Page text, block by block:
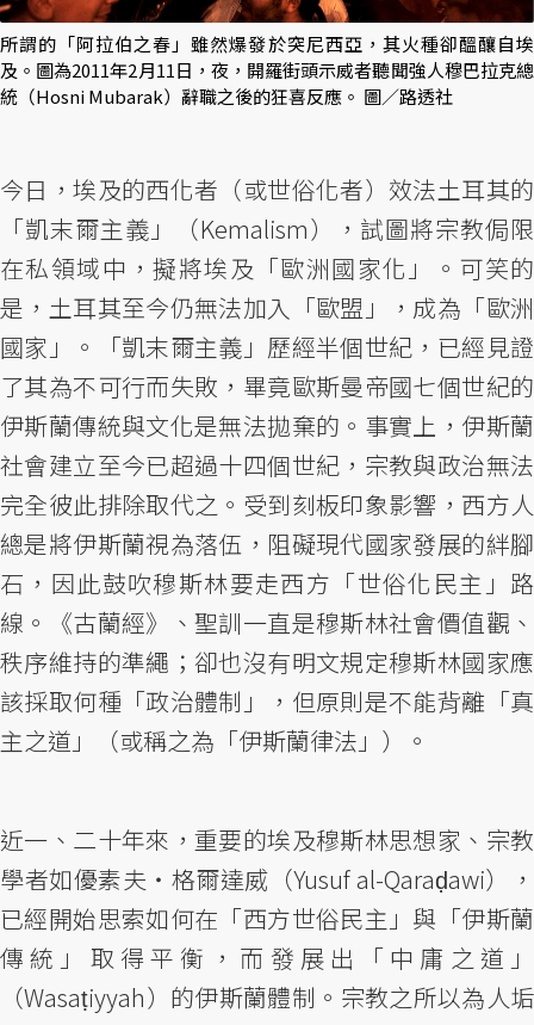
所謂的「阿拉伯之春」雖然爆發於突尼西亞，其火種卻醞釀自埃
及。圖為2011年2月11日，夜，開羅街頭示威者聽聞強人穆巴拉克總
統（Hosni Mubarak）辭職之後的狂喜反應。 圖／路透社
今日，埃及的西化者（或世俗化者）效法土耳其的
「凱末爾主義」（Kemalism），試圖將宗教侷限
在私領域中，擬將埃及「歐洲國家化」。可笑的
是，土耳其至今仍無法加入「歐盟」，成為「歐洲
國家」。「凱末爾主義」歷經半個世紀，已經見證
了其為不可行而失敗，畢竟歐斯曼帝國七個世紀的
伊斯蘭傳統與文化是無法拋棄的。事實上，伊斯蘭
社會建立至今已超過十四個世紀，宗教與政治無法
完全彼此排除取代之。受到刻板印象影響，西方人
總是將伊斯蘭視為落伍，阻礙現代國家發展的絆腳
石，因此鼓吹穆斯林要走西方「世俗化民主」路
線。《古蘭經》、聖訓一直是穆斯林社會價值觀、
秩序維持的準繩；卻也沒有明文規定穆斯林國家應
該採取何種「政治體制」，但原則是不能背離「真
主之道」（或稱之為「伊斯蘭律法」）。
近一、二十年來，重要的埃及穆斯林思想家、宗教
學者如優素夫‧格爾達威（Yusuf al-Qaraḍawi），
已經開始思索如何在「西方世俗民主」與「伊斯蘭
傳統」取得平衡，而發展出「中庸之道」
（Wasaṭiyyah）的伊斯蘭體制。宗教之所以為人垢